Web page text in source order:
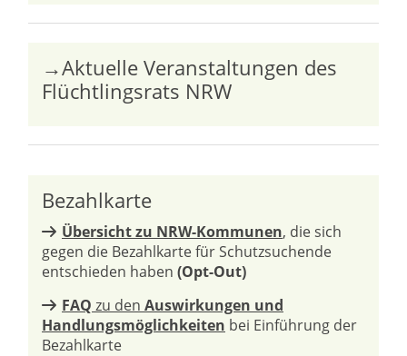
→Aktuelle Veranstaltungen des
Flüchtlingsrats NRW
Bezahlkarte
Übersicht zu NRW-Kommunen, die sich
gegen die Bezahlkarte für Schutzsuchende
entschieden haben (Opt-Out)
FAQ zu den Auswirkungen und
Handlungsmöglichkeiten bei Einführung der
Bezahlkarte